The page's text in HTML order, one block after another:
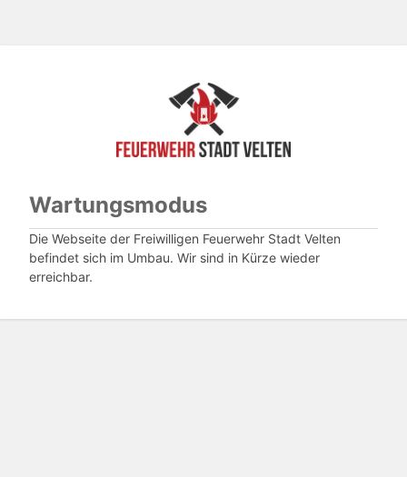
Wartungsmodus
Die Webseite der Freiwilligen Feuerwehr Stadt Velten
befindet sich im Umbau. Wir sind in Kürze wieder
erreichbar.